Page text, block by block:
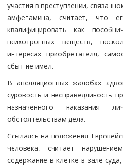
участия в преступлении,
амфетамина, считает, что
квалифицировать как
психотропных веществ,
интересах приобретателя,
сбыт не имел.
В апелляционных жалобах
суровость и несправедливость
назначенного наказания
обстоятельствам дела.
Ссылаясь на положения
человека, считает
содержание в клетке в зале